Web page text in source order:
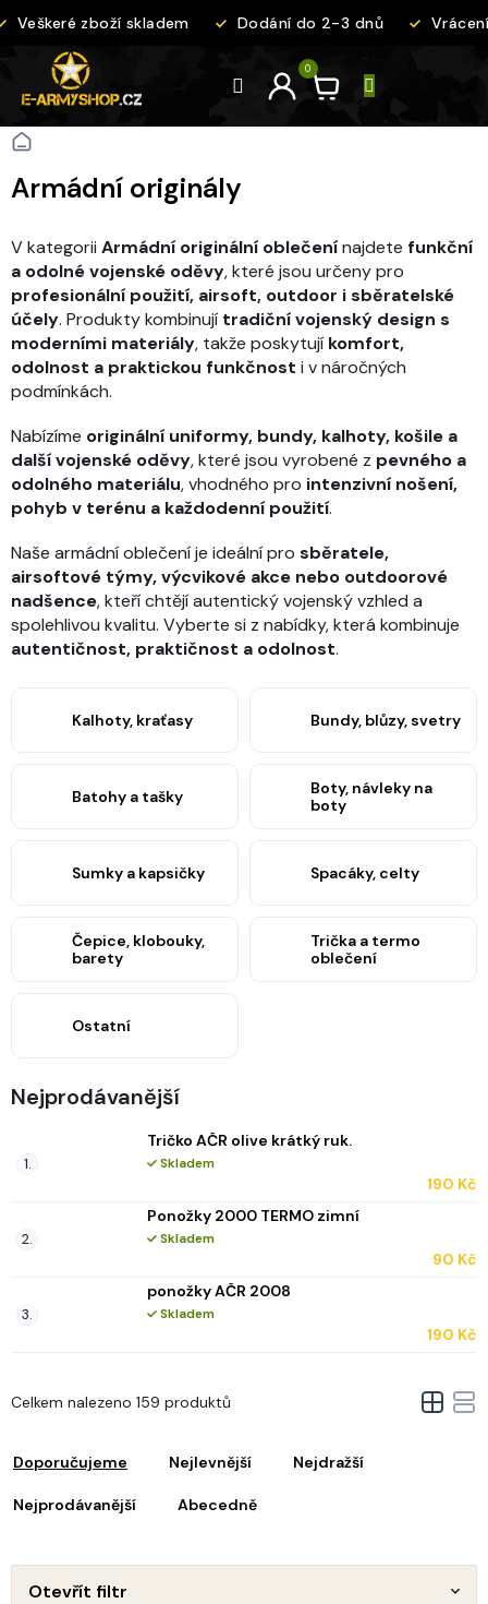
naVeškeré zboží skladem Dodání do 2-3 dnů Vrácení
Armádní originály
V kategorii Armádní originální oblečenínajdete funkční
a odolné vojenské oděvy, které jsou určeny pro
profesionální použití, airsoft, outdoor i sběratelské
účely. Produkty kombinují tradiční vojenský design s
moderními materiály, takže poskytují komfort,
odolnost a praktickou funkčnost i v náročných
podmínkách.
Nabízíme originální uniformy, bundy, kalhoty, košile a
další vojenské oděvy, které jsou vyrobené z pevného a
odolného materiálu, vhodného pro intenzivní nošení,
pohyb v terénu a každodenní použití.
Naše armádní oblečení je ideální pro sběratele,
airsoftové týmy, výcvikové akce nebo outdoorové
nadšence, kteří chtějí autentický vojenský vzhled a
spolehlivou kvalitu. Vyberte si z nabídky, která kombinuje
autentičnost, praktičnost a odolnost.
Kalhoty, kraťasy Bundy, blůzy, svetry
Batohy a tašky
Boty, návleky na
boty
Sumky a kapsičky Spacáky, celty
Čepice, klobouky,
barety
Trička a termo
oblečení
Ostatní
Nejprodávanější
Tričko AČR olive krátký ruk.
Skladem
190 Kč
Ponožky 2000 TERMO zimní
Skladem
90 Kč
ponožky AČR 2008
Skladem
190 Kč
Doporučujeme Nejlevnější Nejdražší
Nejprodávanější Abecedně
Celkem nalezeno 159 produktů
Otevřít filtr
V
ý
i
p
o